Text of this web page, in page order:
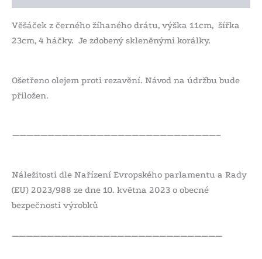
Věšáček z černého žíhaného drátu, výška 11cm, šířka
23cm, 4 háčky. Je zdobený skleněnými korálky.
Ošetřeno olejem proti rezavění. Návod na údržbu bude
přiložen.
—————————————————————————————–
Náležitosti dle Nařízení Evropského parlamentu a Rady
(EU) 2023/988 ze dne 10. května 2023 o obecné
bezpečnosti výrobků
——————————————————————————————